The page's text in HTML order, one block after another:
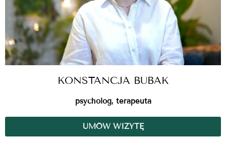
KONSTANCJA BUBAK
psycholog, terapeuta
UMÓW WIZYTĘ